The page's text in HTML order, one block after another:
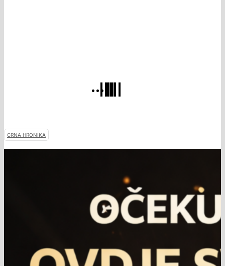
CRNA HRONIKA